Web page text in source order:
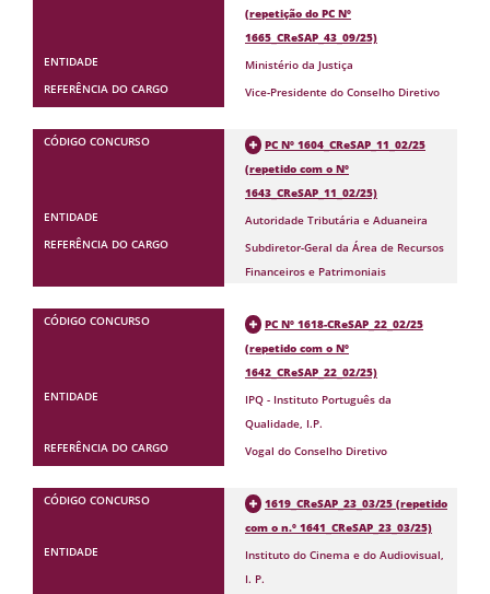
(repetição do PC Nº
1665_CReSAP_43_09/25)
Ministério da Justiça
Vice-Presidente do Conselho Diretivo
PC Nº 1604_CReSAP_11_02/25
(repetido com o Nº
1643_CReSAP_11_02/25)
Autoridade Tributária e Aduaneira
Subdiretor-Geral da Área de Recursos
Financeiros e Patrimoniais
PC Nº 1618-CReSAP_22_02/25
(repetido com o Nº
1642_CReSAP_22_02/25)
IPQ - Instituto Português da
Qualidade, I.P.
Vogal do Conselho Diretivo
1619_CReSAP_23_03/25 (repetido
com o n.º 1641_CReSAP_23_03/25)
Instituto do Cinema e do Audiovisual,
I. P.